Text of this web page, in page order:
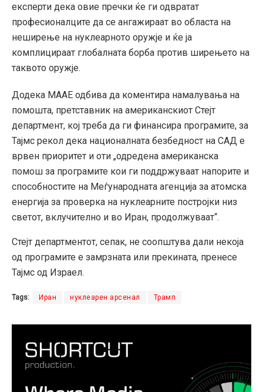
експерти дека овие пречки ќе ги одвратат
професионалците да се ангажираат во областа на
неширење на нуклеарното оружје и ќе ја
комплицираат глобалната борба против ширењето на
таквото оружје.
Додека МААЕ одбива да коментира намалувања на
помошта, претставник на американскиот Стејт
департмент, кој треба да ги финансира програмите, за
Тајмс рекол дека националната безбедност на САД е
врвен приоритет и оти „одредена американска
помош за програмите кои ги поддржуваат напорите и
способностите на Меѓународната агенција за атомска
енергија за проверка на нуклеарните постројки низ
светот, вклучително и во Иран, продолжуваат“.
Стејт департментот, сепак, не соопштува дали некоја
од програмите е замрзната или прекината, пренесе
Тајмс од Израел.
Tags: Иран нуклеарен арсенал Трамп